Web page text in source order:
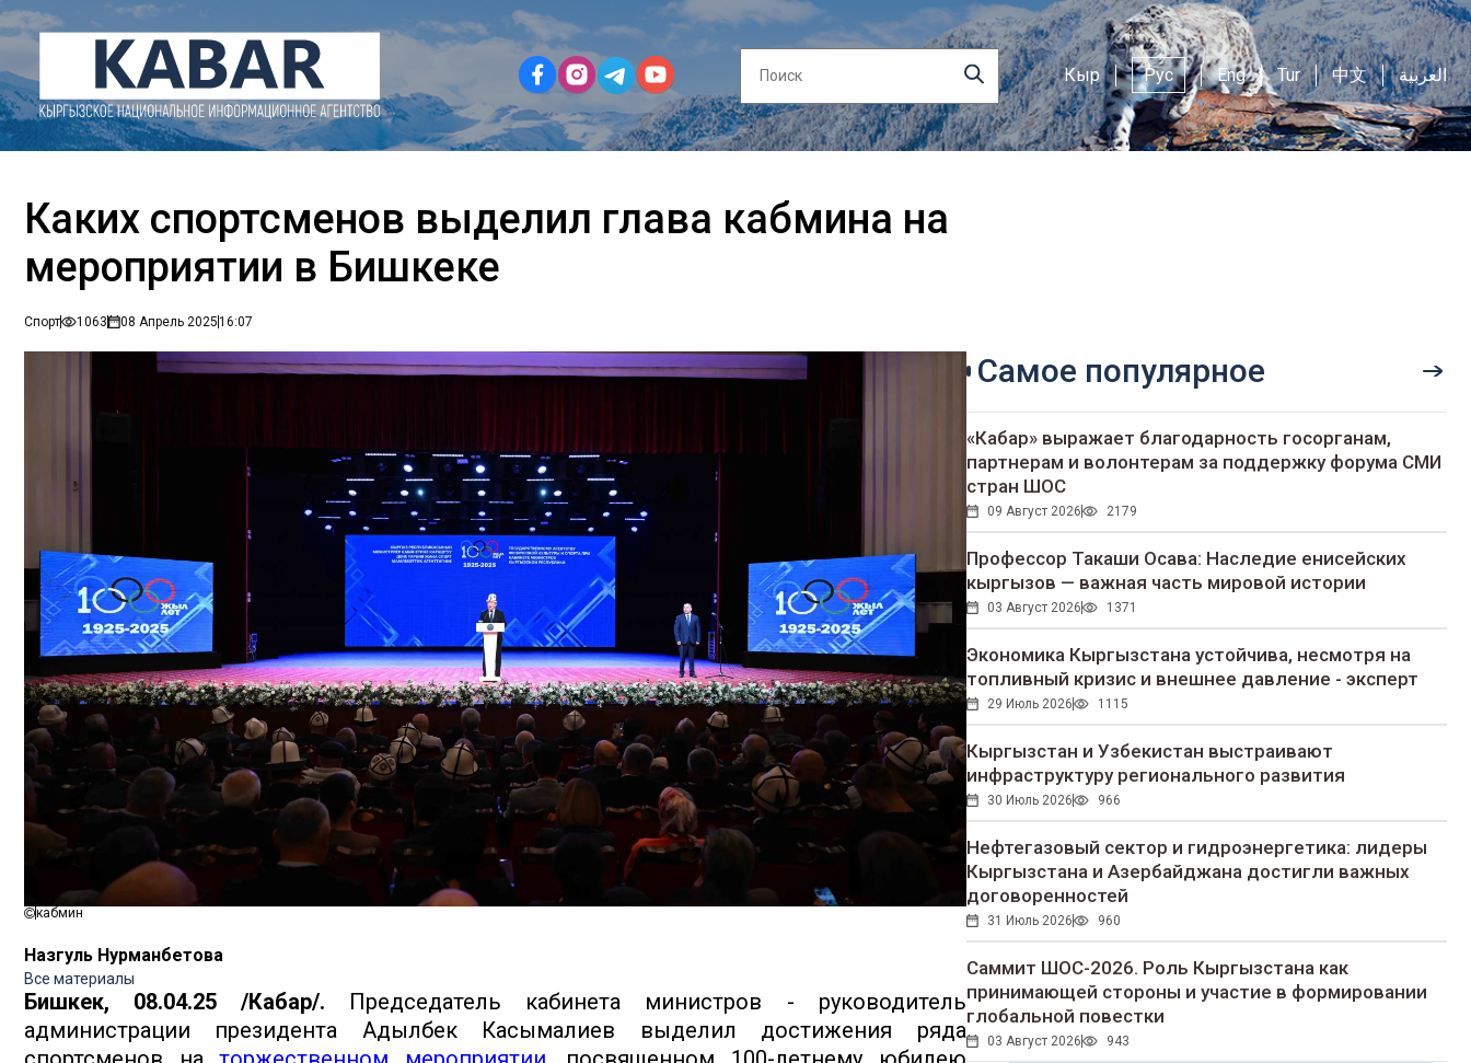
Кыр Рус Eng Tur 中文 العربية
Каких спортсменов выделил глава кабмина на
мероприятии в Бишкеке
Спорт 1063 08 Апрель 202516:07
кабмин
Назгуль Нурманбетова
Все материалы
Бишкек, 08.04.25 /Кабар/. Председатель кабинета министров - руководитель
администрации президента Адылбек Касымалиев выделил достижения ряда
Самое популярное
«Кабар» выражает благодарность госорганам,
партнерам и волонтерам за поддержку форума СМИ
стран ШОС
09 Август 2026 2179
Профессор Такаши Осава: Наследие енисейских
кыргызов — важная часть мировой истории
03 Август 2026 1371
Экономика Кыргызстана устойчива, несмотря на
топливный кризис и внешнее давление - эксперт
29 Июль 2026 1115
Кыргызстан и Узбекистан выстраивают
инфраструктуру регионального развития
30 Июль 2026 966
Нефтегазовый сектор и гидроэнергетика: лидеры
Кыргызстана и Азербайджана достигли важных
договоренностей
31 Июль 2026 960
Саммит ШОС-2026. Роль Кыргызстана как
принимающей стороны и участие в формировании
глобальной повестки
03 Август 2026 943